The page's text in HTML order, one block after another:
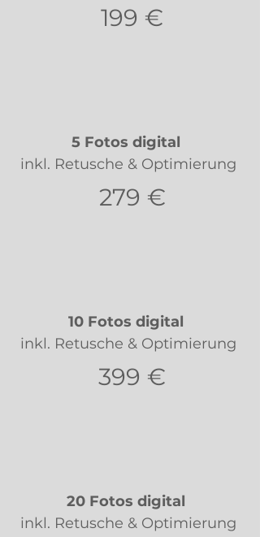
199 €
5 Fotos digital
inkl. Retusche & Optimierung
279 €
10 Fotos digital
inkl. Retusche & Optimierung
399 €
20 Fotos digital
inkl. Retusche & Optimierung